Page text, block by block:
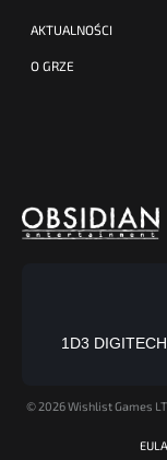
AKTUALNOŚCI
O GRZE
1D3
© 2026 Wishlist Games
EULA